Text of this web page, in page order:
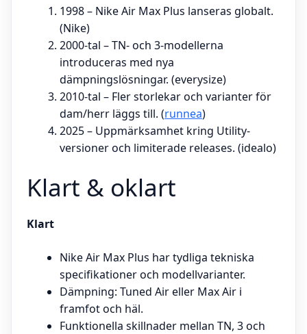
1998 – Nike Air Max Plus lanseras globalt.
(Nike)
2000-tal – TN- och 3-modellerna
introduceras med nya
dämpningslösningar. (everysize)
2010-tal – Fler storlekar och varianter för
dam/herr läggs till. (runnea)
2025 – Uppmärksamhet kring Utility-
versioner och limiterade releases. (idealo)
Klart & oklart
Klart
Nike Air Max Plus har tydliga tekniska
specifikationer och modellvarianter.
Dämpning: Tuned Air eller Max Air i
framfot och häl.
Funktionella skillnader mellan TN, 3 och